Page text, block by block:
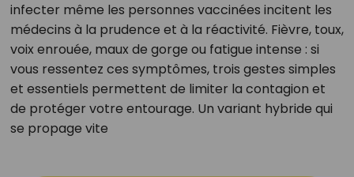
infecter même les personnes vaccinées incitent les
médecins à la prudence et à la réactivité. Fièvre, toux,
voix enrouée, maux de gorge ou fatigue intense : si
vous ressentez ces symptômes, trois gestes simples
et essentiels permettent de limiter la contagion et
de protéger votre entourage. Un variant hybride qui
se propage vite